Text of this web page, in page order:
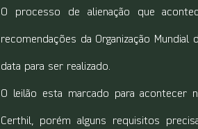
O processo de alienação que
recomendações da Organização Mundial
data para ser realizado.
O leilão esta marcado para acontecer
Certhil, porém alguns requisitos